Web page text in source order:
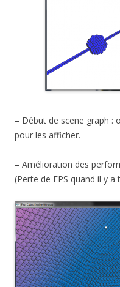
– Début de scene graph :
pour les afficher.
– Amélioration des
(Perte de FPS quand il y a